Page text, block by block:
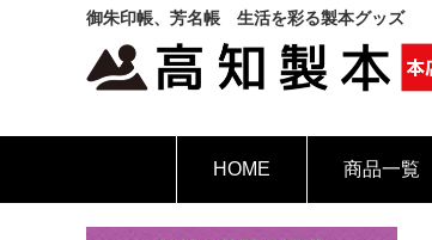
御朱印帳、芳名帳 生活を彩る製本グッズ
HOME 商品一覧